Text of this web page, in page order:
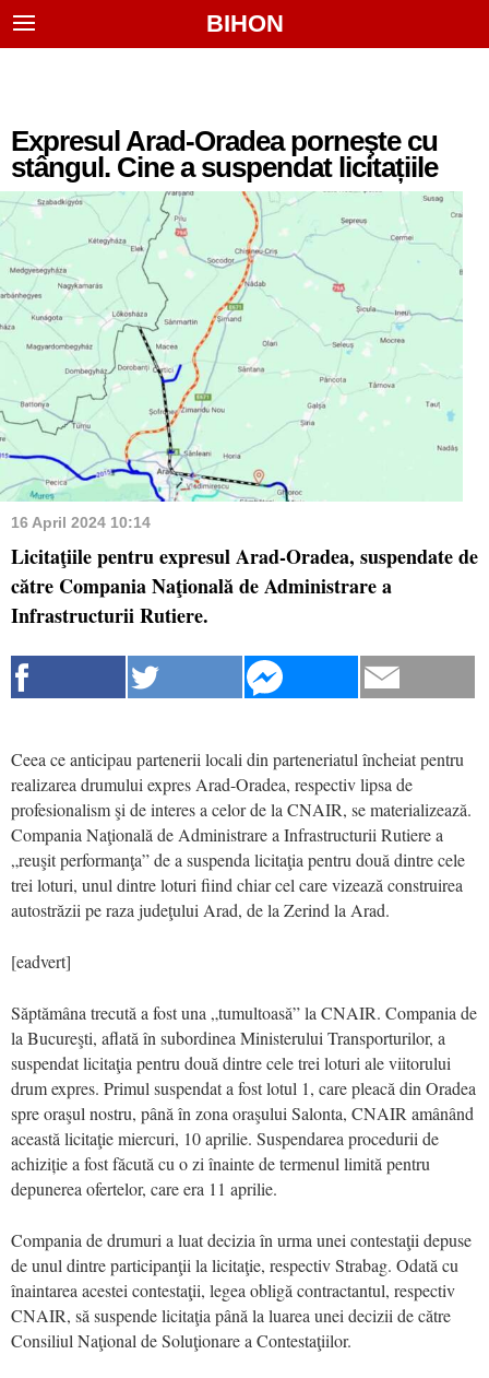
BIHON
Expresul Arad-Oradea porneşte cu
stângul. Cine a suspendat licitațiile
16 April 2024 10:14
Licitaţiile pentru expresul Arad-Oradea, suspendate de
către Compania Naţională de Administrare a
Infrastructurii Rutiere.
Ceea ce anticipau partenerii locali din parteneriatul încheiat pentru
realizarea drumului expres Arad-Oradea, respectiv lipsa de
profesionalism şi de interes a celor de la CNAIR, se materializează.
Compania Naţională de Administrare a Infrastructurii Rutiere a
„reuşit performanţa” de a suspenda licitaţia pentru două dintre cele
trei loturi, unul dintre loturi fiind chiar cel care vizează construirea
autostrăzii pe raza judeţului Arad, de la Zerind la Arad.
[eadvert]
Săptămâna trecută a fost una „tumultoasă” la CNAIR. Compania de
la Bucureşti, aflată în subordinea Ministerului Transporturilor, a
suspendat licitaţia pentru două dintre cele trei loturi ale viitorului
drum expres. Primul suspendat a fost lotul 1, care pleacă din Oradea
spre oraşul nostru, până în zona oraşului Salonta, CNAIR amânând
această licitaţie miercuri, 10 aprilie. Suspendarea procedurii de
achiziție a fost făcută cu o zi înainte de termenul limită pentru
depunerea ofertelor, care era 11 aprilie.
Compania de drumuri a luat decizia în urma unei contestaţii depuse
de unul dintre participanţii la licitaţie, respectiv Strabag. Odată cu
înaintarea acestei contestaţii, legea obligă contractantul, respectiv
CNAIR, să suspende licitaţia până la luarea unei decizii de către
Consiliul Naţional de Soluţionare a Contestaţiilor.